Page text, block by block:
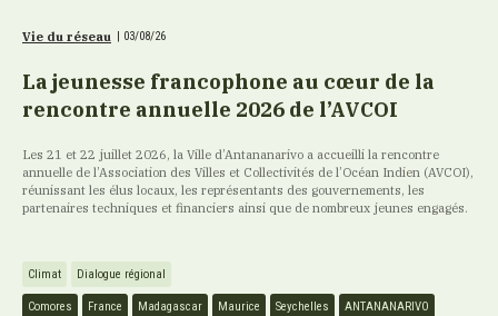
Vie du réseau | 03/08/26
La jeunesse francophone au cœur de la
rencontre annuelle 2026 de l’AVCOI
Les 21 et 22 juillet 2026, la Ville d’Antananarivo a accueilli la rencontre
annuelle de l’Association des Villes et Collectivités de l’Océan Indien (AVCOI),
réunissant les élus locaux, les représentants des gouvernements, les
partenaires techniques et financiers ainsi que de nombreux jeunes engagés.
Climat Dialogue régional
Comores France Madagascar Maurice Seychelles ANTANANARIVO